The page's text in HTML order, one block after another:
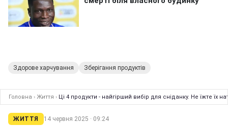
Здорове харчування Зберігання продуктів
Головна › Життя › Ці 4 продукти - найгірший вибір для сніданку. Не їжте їх
ЖИТТЯ 14 червня 2025 · 09:24